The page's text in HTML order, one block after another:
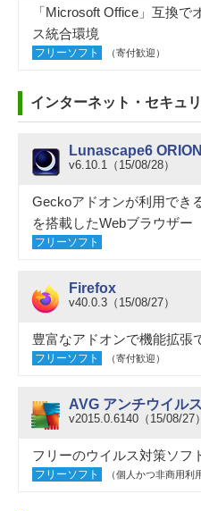
「Microsoft Office」互換で
ス統合環境
フリーソフト （寄付歓迎）
インターネット・セキュ
Lunascape6 ORION
v6.10.1（15/08/28）
Geckoアドオンが利用でき
を搭載したWebブラウザー
フリーソフト
Firefox
v40.0.3（15/08/27）
豊富なアドオンで機能拡張
フリーソフト （寄付歓迎）
AVG アンチウイル
v2015.0.6140（15/08/27）
フリーのウイルス対策ソフ
フリーソフト （個人かつ非商用利